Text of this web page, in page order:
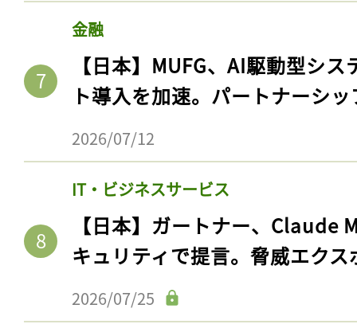
金融
【日本】MUFG、AI駆動型シ
ト導入を加速。パートナーシ
2026/07/12
IT・ビジネスサービス
【日本】ガートナー、Claude
キュリティで提言。脅威エク
2026/07/25